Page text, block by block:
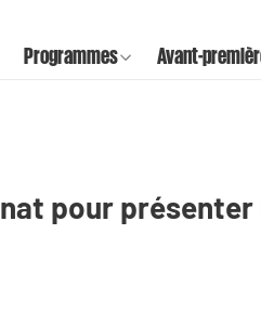
Programmes Avant-
pour